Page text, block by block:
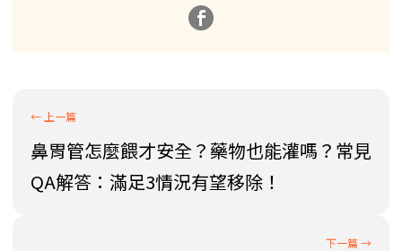
鼻胃管怎麼餵才安全？藥物也能灌嗎？常見
QA解答：滿足3情況有望移除！